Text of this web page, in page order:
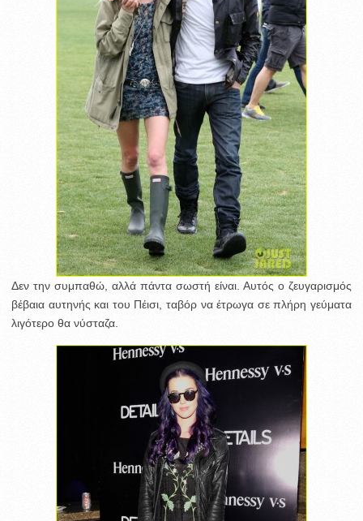
Δεν την συμπαθώ, αλλά πάντα σωστή είναι. Αυτός ο ζευγαρισμός
βέβαια αυτηνής και του Πέισι, ταβόρ να έτρωγα σε πλήρη γεύματα
λιγότερο θα νύσταζα.